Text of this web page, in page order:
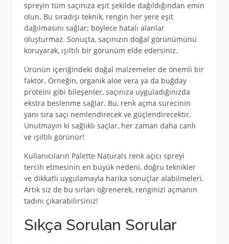
spreyin tüm saçınıza eşit şekilde dağıldığından emin
olun. Bu sıradışı teknik, rengin her yere eşit
dağılmasını sağlar; böylece hatalı alanlar
oluşturmaz. Sonuçta, saçınızın doğal görünümünü
koruyarak, ışıltılı bir görünüm elde edersiniz.
Ürünün içeriğindeki doğal malzemeler de önemli bir
faktör. Örneğin, organik aloe vera ya da buğday
proteini gibi bileşenler, saçınıza uyguladığınızda
ekstra beslenme sağlar. Bu, renk açma sürecinin
yanı sıra saçı nemlendirecek ve güçlendirecektir.
Unutmayın ki sağlıklı saçlar, her zaman daha canlı
ve ışıltılı görünür!
Kullanıcıların Palette Naturals renk açıcı spreyi
tercih etmesinin en büyük nedeni, doğru teknikler
ve dikkatli uygulamayla harika sonuçlar alabilmeleri.
Artık siz de bu sırları öğrenerek, renginizi açmanın
tadını çıkarabilirsiniz!
Sıkça Sorulan Sorular